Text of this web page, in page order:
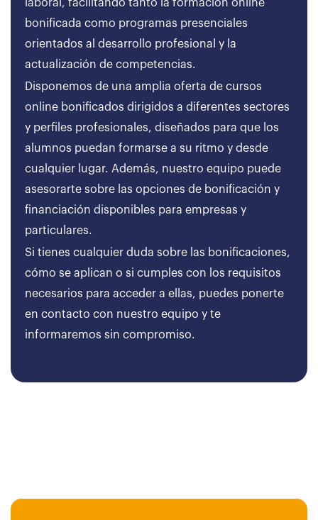
laboral, facilitando tanto la formación online
bonificada como programas presenciales
orientados al desarrollo profesional y la
actualización de competencias.
Disponemos de una amplia oferta de cursos
online bonificados dirigidos a diferentes sectores
y perfiles profesionales, diseñados para que los
alumnos puedan formarse a su ritmo y desde
cualquier lugar. Además, nuestro equipo puede
asesorarte sobre las opciones de bonificación y
financiación disponibles para empresas y
particulares.
Si tienes cualquier duda sobre las bonificaciones,
cómo se aplican o si cumples con los requisitos
necesarios para acceder a ellas, puedes ponerte
en contacto con nuestro equipo y te
informaremos sin compromiso.